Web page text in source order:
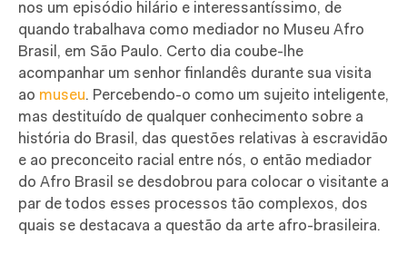
nos um episódio hilário e interessantíssimo, de
quando trabalhava como mediador no Museu Afro
Brasil, em São Paulo. Certo dia coube-lhe
acompanhar um senhor finlandês durante sua visita
ao museu. Percebendo-o como um sujeito inteligente,
mas destituído de qualquer conhecimento sobre a
história do Brasil, das questões relativas à escravidão
e ao preconceito racial entre nós, o então mediador
do Afro Brasil se desdobrou para colocar o visitante a
par de todos esses processos tão complexos, dos
quais se destacava a questão da arte afro-brasileira.